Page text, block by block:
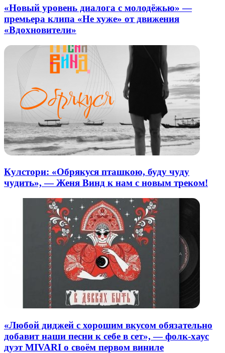
«Новый уровень диалога с молодёжью» —
премьера клипа «Не хуже» от движения
«Вдохновители»
Кулстори: «Обрякуся пташкою, буду чуду
чудить», — Женя Винд к нам с новым треком!
«Любой диджей с хорошим вкусом обязательно
добавит наши песни к себе в сет», — фолк-хаус
дуэт MIVARI о своём первом виниле